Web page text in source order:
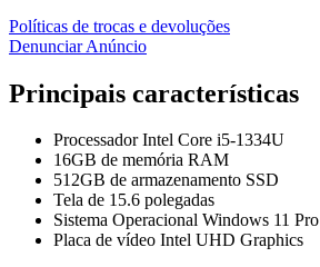
Políticas de trocas e devoluções
Denunciar Anúncio
Principais características
Processador Intel Core i5-1334U
16GB de memória RAM
512GB de armazenamento SSD
Tela de 15.6 polegadas
Sistema Operacional Windows 11 Pro
Placa de vídeo Intel UHD Graphics